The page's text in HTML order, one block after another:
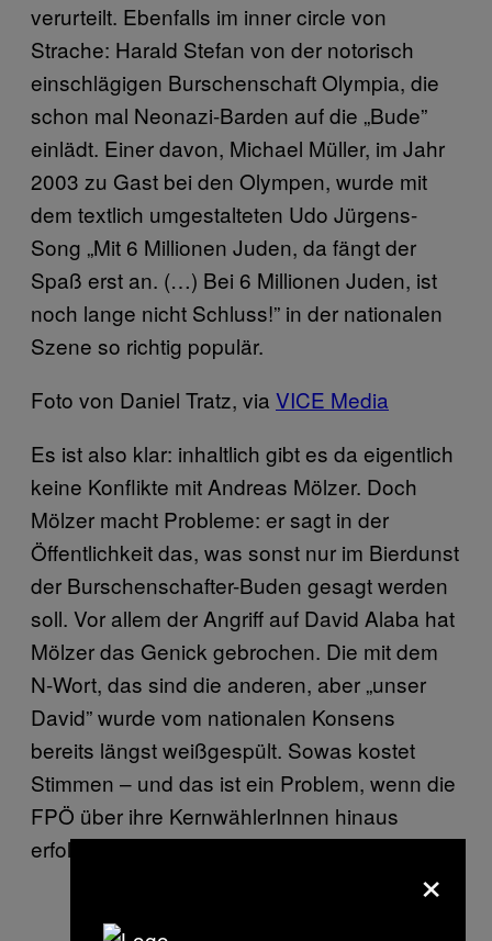
verurteilt. Ebenfalls im inner circle von
Strache: Harald Stefan von der notorisch
einschlägigen Burschenschaft Olympia, die
schon mal Neonazi-Barden auf die „Bude”
einlädt. Einer davon, Michael Müller, im Jahr
2003 zu Gast bei den Olympen, wurde mit
dem textlich umgestalteten Udo Jürgens-
Song „Mit 6 Millionen Juden, da fängt der
Spaß erst an. (…) Bei 6 Millionen Juden, ist
noch lange nicht Schluss!” in der nationalen
Szene so richtig populär.
Foto von Daniel Tratz, via VICE Media
Es ist also klar: inhaltlich gibt es da eigentlich
keine Konflikte mit Andreas Mölzer. Doch
Mölzer macht Probleme: er sagt in der
Öffentlichkeit das, was sonst nur im Bierdunst
der Burschenschafter-Buden gesagt werden
soll. Vor allem der Angriff auf David Alaba hat
Mölzer das Genick gebrochen. Die mit dem
N-Wort, das sind die anderen, aber „unser
David” wurde vom nationalen Konsens
bereits längst weißgespült. Sowas kostet
Stimmen – und das ist ein Problem, wenn die
FPÖ über ihre KernwählerInnen hinaus
erfolgreich sein will.
×